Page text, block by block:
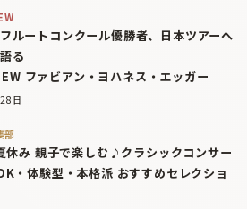
ルートコンクール優勝者、日本ツアーへ
る
ファビアン・ヨハネス・エッガー
日
部
休み 親子で楽しむ♪クラシックコンサー
・体験型・本格派 おすすめセレクショ